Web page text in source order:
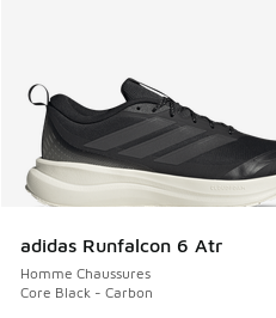
adidas Runfalcon 6 Atr
Homme Chaussures
Core Black - Carbon